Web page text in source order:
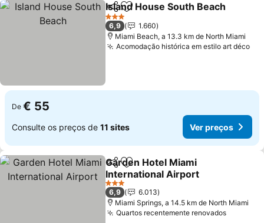
PartilharAdicionar aos favoritos
Island House South Beach
3 Estrelas
6,9
1.660
Miami Beach, a 13.3 km de North Miami
Acomodação histórica em estilo art déco
De € 55
Consulte os preços de 11 sites Ver preços
PartilharAdicionar aos favoritos
Garden Hotel Miami
International Airport
Ver preços
3 Estrelas
6,9
6.013
Miami Springs, a 14.5 km de North Miami
Quartos recentemente renovadosVer